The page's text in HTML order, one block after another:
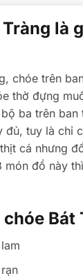
là
chóe trên
thờ đựng
ba trên
đủ, tuy là chỉ
cá nhưng
món đồ này
Bát